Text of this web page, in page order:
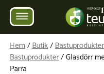
Hem/Butik/Bastuprodukter
Bastuprodukter/ Glasdörr
Parra